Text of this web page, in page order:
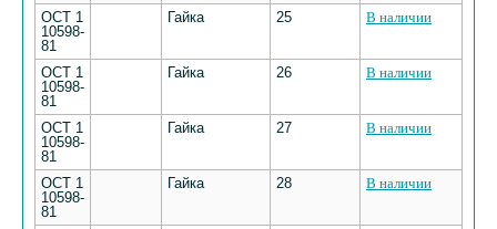
ОСТ 1
10598-
81
Гайка 25 В наличии
ОСТ 1
10598-
81
Гайка 26 В наличии
ОСТ 1
10598-
81
Гайка 27 В наличии
ОСТ 1
10598-
81
Гайка 28 В наличии